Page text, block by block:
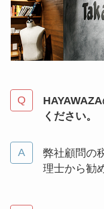
ください。
弊社顧問の
理士から勧